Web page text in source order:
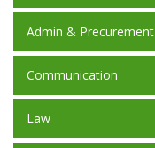
Admin & Precurement
Communication
Law